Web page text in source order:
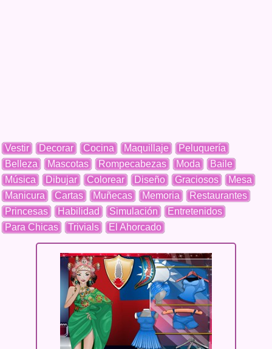
Vestir Decorar Cocina Maquillaje
Peluquería
Belleza
Mascotas Rompecabezas Moda
Baile
Música
Dibujar Colorear Diseño Graciosos
Mesa
Manicura
Cartas Muñecas Memoria
Restaurantes
Princesas
Habilidad Simulación
Entretenidos
Para Chicas
Trivials El Ahorcado